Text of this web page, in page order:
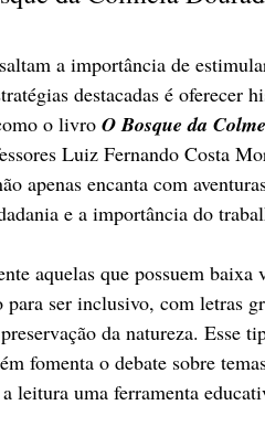
a importância de
destacadas é oferecer
o livro O Bosque da
Luiz Fernando Costa
apenas encanta com
e a importância do
aquelas que possuem
ser inclusivo, com letras
da natureza. Esse
fomenta o debate sobre
leitura uma ferramenta